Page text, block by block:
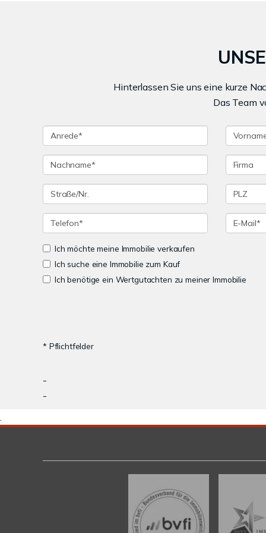
Hinterlassen Sie uns eine kurze
Das Team
Ich möchte meine Immobilie verkaufen
Ich suche eine Immobilie zum Kauf
Ich benötige ein Wertgutachten zu meiner Immobilie
* Pflichtfelder
-
-
.